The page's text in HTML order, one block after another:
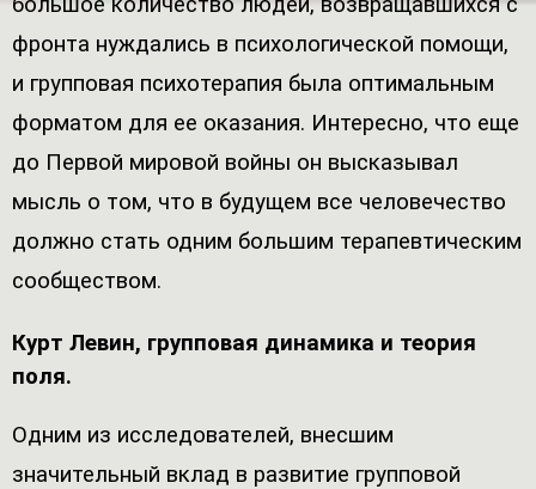
фронта нуждались в психологической помощи,
и групповая психотерапия была оптимальным
форматом для ее оказания. Интересно, что еще
до Первой мировой войны он высказывал
мысль о том, что в будущем все человечество
должно стать одним большим терапевтическим
сообществом.
Курт Левин, групповая динамика и теория
поля.
Одним из исследователей, внесшим
значительный вклад в развитие групповой